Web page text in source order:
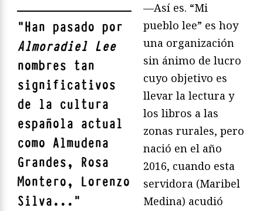
"Han pasado por
Almoradiel Lee
nombres tan
significativos
de la cultura
española actual
como Almudena
Grandes, Rosa
Montero, Lorenzo
Silva... "
—Así es. “Mi
pueblo lee” es hoy
una organización
sin ánimo de lucro
cuyo objetivo es
llevar la lectura y
los libros a las
zonas rurales, pero
nació en el año
2016, cuando esta
servidora (Maribel
Medina) acudió